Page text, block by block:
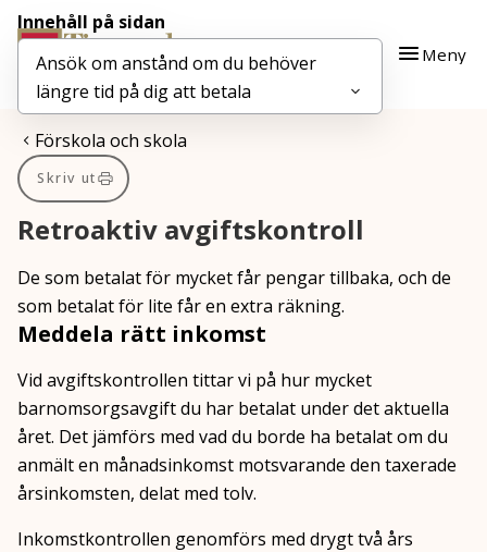
Gå till innehåll
Gå till huvudmeny
Meny
Du är här:
Förskola och skola
Skriv ut
Retroaktiv avgiftskontroll
De som betalat för mycket får pengar tillbaka, och de
som betalat för lite får en extra räkning.
Meddela rätt inkomst
Vid avgiftskontrollen tittar vi på hur mycket
barnomsorgsavgift du har betalat under det aktuella
året. Det jämförs med vad du borde ha betalat om du
anmält en månadsinkomst motsvarande den taxerade
årsinkomsten, delat med tolv.
Inkomstkontrollen genomförs med drygt två års
Innehåll på sidan
Ansök om anstånd om du behöver
längre tid på dig att betala